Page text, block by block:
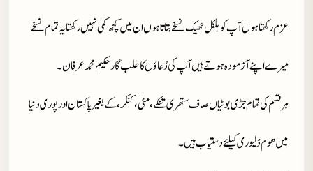
عزم رکھتا ہوں آپ کو بلکل ٹھیک نسخے بتاتا ہوں ان میں کچھ کمی نہیں رکھتا یہ تمام نسخے
میرے اپنے آزمودہ ہوتے ہیں آپ کی دُعاؤں کا طلب گار حکیم محمد عرفان۔
ہر قسم کی تمام جڑی بوٹیاں صاف ستھری تنکے، مٹی، کنکر، کے بغیر پاکستان اور پوری دنیا
میں ھوم ڈلیوری کیلئے دستیاب ہیں۔